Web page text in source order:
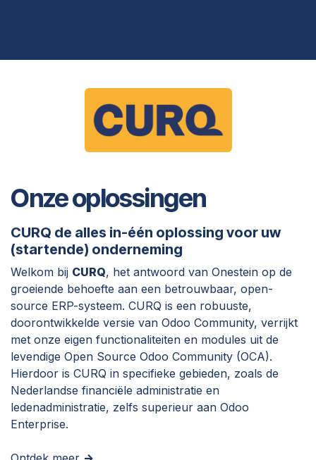
Onze oplossingen
CURQ de alles in-één oplossing voor uw
(startende) onderneming
Welkom bij CURQ, het antwoord van Onestein op de
groeiende behoefte aan een betrouwbaar, open-
source ERP-systeem. CURQ is een robuuste,
doorontwikkelde versie van Odoo Community, verrijkt
met onze eigen functionaliteiten en modules uit de
levendige Open Source Odoo Community (OCA).
Hierdoor is CURQ in specifieke gebieden, zoals de
Nederlandse financiële administratie en
ledenadministratie, zelfs superieur aan Odoo
Enterprise.